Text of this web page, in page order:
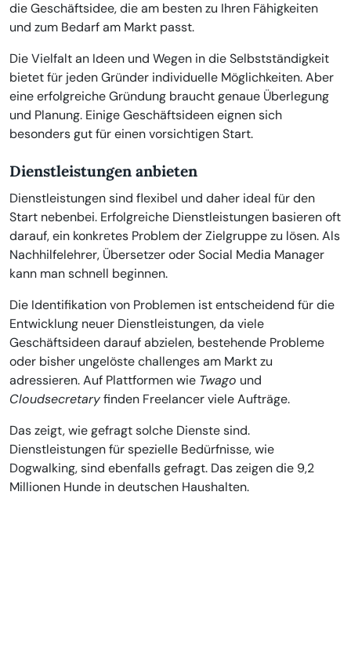
die Geschäftsidee, die am besten zu Ihren Fähigkeiten
und zum Bedarf am Markt passt.
Die Vielfalt an Ideen und Wegen in die Selbstständigkeit
bietet für jeden Gründer individuelle Möglichkeiten. Aber
eine erfolgreiche Gründung braucht genaue Überlegung
und Planung. Einige Geschäftsideen eignen sich
besonders gut für einen vorsichtigen Start.
Dienstleistungen anbieten
Dienstleistungen sind flexibel und daher ideal für den
Start nebenbei. Erfolgreiche Dienstleistungen basieren oft
darauf, ein konkretes Problem der Zielgruppe zu lösen. Als
Nachhilfelehrer, Übersetzer oder Social Media Manager
kann man schnell beginnen.
Die Identifikation von Problemen ist entscheidend für die
Entwicklung neuer Dienstleistungen, da viele
Geschäftsideen darauf abzielen, bestehende Probleme
oder bisher ungelöste challenges am Markt zu
adressieren. Auf Plattformen wie Twago und
Cloudsecretaryfinden Freelancer viele Aufträge.
Das zeigt, wie gefragt solche Dienste sind.
Dienstleistungen für spezielle Bedürfnisse, wie
Dogwalking, sind ebenfalls gefragt. Das zeigen die 9,2
Millionen Hunde in deutschen Haushalten.